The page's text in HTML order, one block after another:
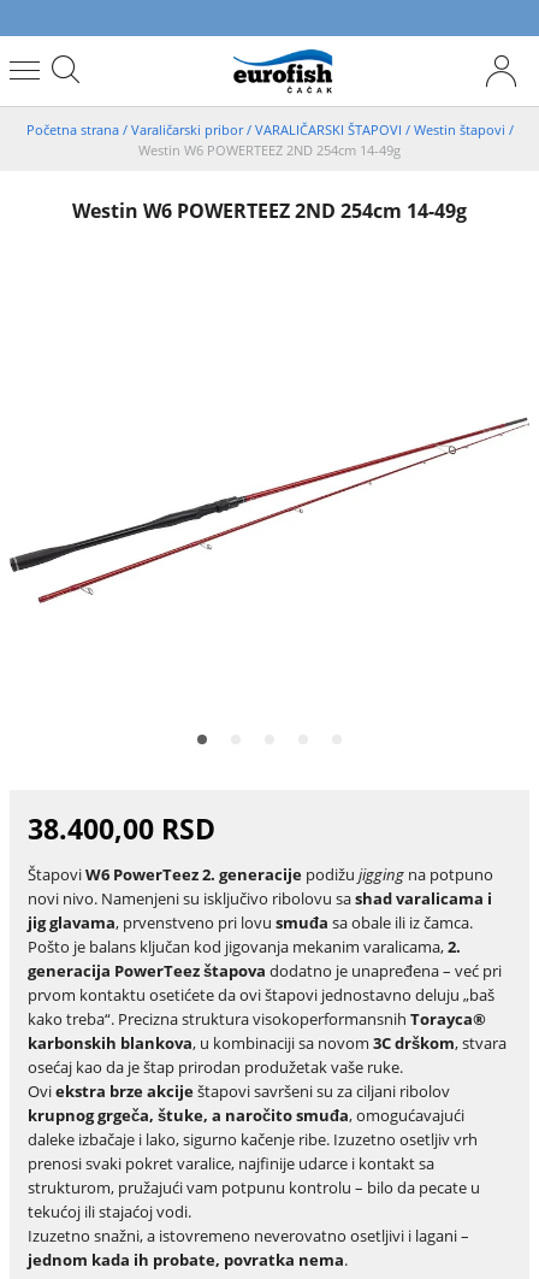
Početna strana / Varaličarski pribor/ VARALIČARSKI ŠTAPOVI / Westin štapovi /
Westin W6 POWERTEEZ 2ND 254cm 14-49g
Westin W6 POWERTEEZ 2ND 254cm 14-49g
38.400,00 RSD
ŠtapoviW6 PowerTeez 2. generacijepodižu jiggingna potpuno
novi nivo. Namenjeni su isključivo ribolovu sashad varalicama i
jig glavama, prvenstveno pri lovu smuđa sa obale ili iz čamca.
Pošto je balans ključan kod jigovanja mekanim varalicama,2.
generacija PowerTeez štapova dodatno je unapređena – već pri
prvom kontaktu osetićete da ovi štapovi jednostavno deluju „baš
kako treba“. Precizna struktura visokoperformansnih Torayca®
karbonskih blankova, u kombinaciji sa novom 3C drškom, stvara
osećaj kao da je štap prirodan produžetak vaše ruke.
Oviekstra brze akciještapovi savršeni su za ciljani ribolov
krupnog grgeča, štuke, a naročito smuđa, omogućavajući
daleke izbačaje i lako, sigurno kačenje ribe. Izuzetno osetljiv vrh
prenosi svaki pokret varalice, najfinije udarce i kontakt sa
strukturom, pružajući vam potpunu kontrolu – bilo da pecate u
tekućoj ili stajaćoj vodi.
Izuzetno snažni, a istovremeno neverovatno osetljivi i lagani –
jednom kada ih probate, povratka nema.